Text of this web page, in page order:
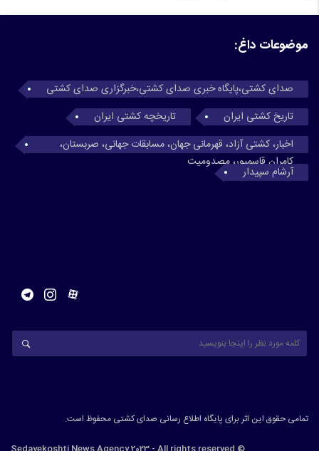
موضوعات داغ:
صدای کشتی،پایگاه خبری صدای کشتی،خبرگزاری صدای کشتی
تاریخ کشتی ایران
تاریخچه کشتی ایران
اخبار، کشتی آزاد، قهرمانی جهان، مسابقات جهانی، صربستان،
کامران قاسمپور، مصدومیت
آرشام سپیدار
تمامی حقوق این اثر برای پایگاه اطلاع رسانی صدای کشتی محفوظ است.